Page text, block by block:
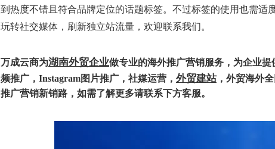
到热度不错且符合品牌定位的话题标签。不过标签的使用也需适
玩转社交媒体，刷新独立站流量，欢迎联系我们。
万成云商为湖南外贸企业做专业的海外推广营销服务，为企业
频推广，Instagram图片推广，社媒运营， 外贸建站，外贸海外
推广营销新销路，如需了解更多请联系下方客服。